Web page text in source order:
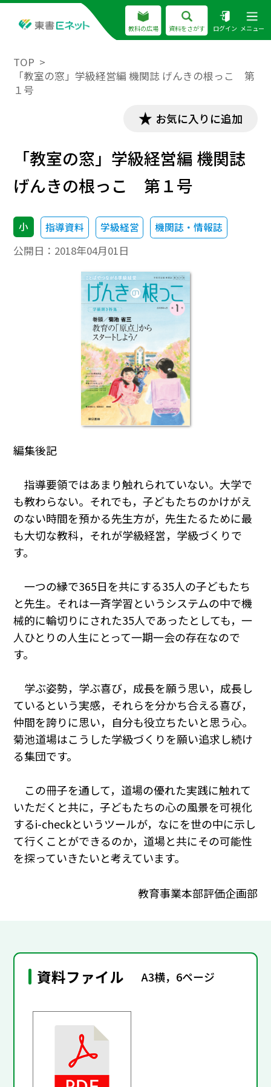
教科の広場 資料をさがす ログイン メニュー
TOP
「教室の窓」学級経営編 機関誌 げんきの根っこ 第
１号
お気に入りに追加
「教室の窓」学級経営編 機関誌
げんきの根っこ 第１号
小 指導資料 学級経営 機関誌・情報誌
公開日： 2018年04月01日
編集後記
指導要領ではあまり触れられていない。大学で
も教わらない。それでも，子どもたちのかけがえ
のない時間を預かる先生方が，先生たるために最
も大切な教科，それが学級経営，学級づくりで
す。
一つの縁で365日を共にする35人の子どもたち
と先生。それは一斉学習というシステムの中で機
械的に輪切りにされた35人であったとしても，一
人ひとりの人生にとって一期一会の存在なので
す。
学ぶ姿勢，学ぶ喜び，成長を願う思い，成長し
ているという実感，それらを分かち合える喜び，
仲間を誇りに思い，自分も役立ちたいと思う心。
菊池道場はこうした学級づくりを願い追求し続け
る集団です。
この冊子を通して，道場の優れた実践に触れて
いただくと共に，子どもたちの心の風景を可視化
するi-checkというツールが，なにを世の中に示し
て行くことができるのか，道場と共にその可能性
を探っていきたいと考えています。
教育事業本部評価企画部
資料ファイル A3横，6ページ